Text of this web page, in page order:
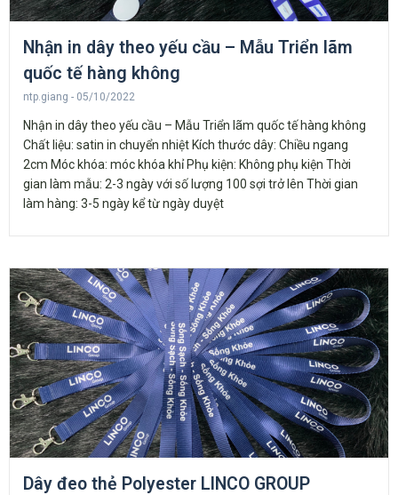
Nhận in dây theo yếu cầu – Mẫu Triển lãm
quốc tế hàng không
ntp.giang 05/10/2022
Nhận in dây theo yếu cầu – Mẫu Triển lãm quốc tế hàng không
Chất liệu: satin in chuyển nhiệt Kích thước dây: Chiều ngang
2cm Móc khóa: móc khóa khỉ Phụ kiện: Không phụ kiện Thời
gian làm mẫu: 2-3 ngày với số lượng 100 sợi trở lên Thời gian
làm hàng: 3-5 ngày kể từ ngày duyệt
Dây đeo thẻ Polyester LINCO GROUP